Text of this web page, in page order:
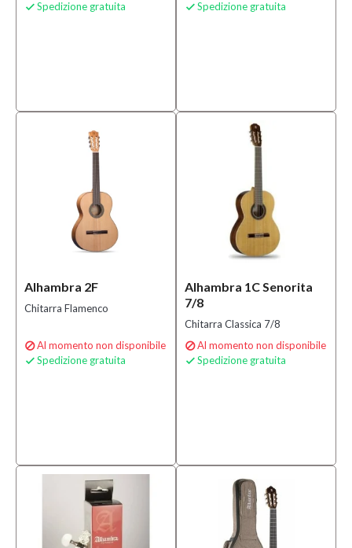
 Spedizione gratuita  Spedizione gratuita
Alhambra 2F
Chitarra Flamenco
Al momento non disponibile
 Spedizione gratuita
Alhambra 1C Senorita
7/8
Chitarra Classica 7/8
Al momento non disponibile
 Spedizione gratuita